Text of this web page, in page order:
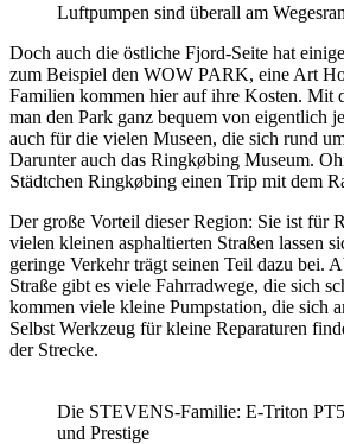
Luftpumpen sind überall am
Doch auch die östliche Fjord-Seite hat
zum Beispiel den WOW PARK, eine Art
Familien kommen hier auf ihre Kosten. Mit
man den Park ganz bequem von eigentlich
auch für die vielen Museen, die sich rund
Darunter auch das Ringkøbing Museum.
Städtchen Ringkøbing einen Trip mit dem
Der große Vorteil dieser Region: Sie ist für
vielen kleinen asphaltierten Straßen lassen
geringe Verkehr trägt seinen Teil dazu bei.
Straße gibt es viele Fahrradwege, die sich
kommen viele kleine Pumpstation, die sich
Selbst Werkzeug für kleine Reparaturen
der Strecke.
Die STEVENS-Familie: E-Triton
und Prestige